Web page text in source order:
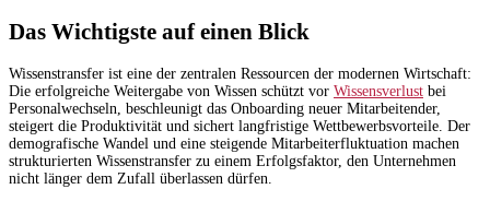
Das Wichtigste auf einen Blick
Wissenstransfer ist eine der zentralen Ressourcen der modernen Wirtschaft:
Die erfolgreiche Weitergabe von Wissen schützt vor Wissensverlust bei
Personalwechseln, beschleunigt das Onboarding neuer Mitarbeitender,
steigert die Produktivität und sichert langfristige Wettbewerbsvorteile. Der
demografische Wandel und eine steigende Mitarbeiterfluktuation machen
strukturierten Wissenstransfer zu einem Erfolgsfaktor, den Unternehmen
nicht länger dem Zufall überlassen dürfen.